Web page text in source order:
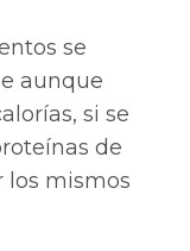
se
aunque
si se
de
los mismos